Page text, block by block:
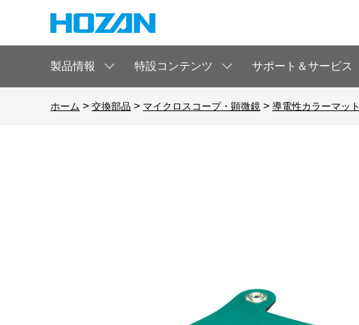
製品情報 特設コンテンツ サポート＆サービス
ホーム > 交換部品 > マイクロスコープ・顕微鏡 > 導電性カラーマット